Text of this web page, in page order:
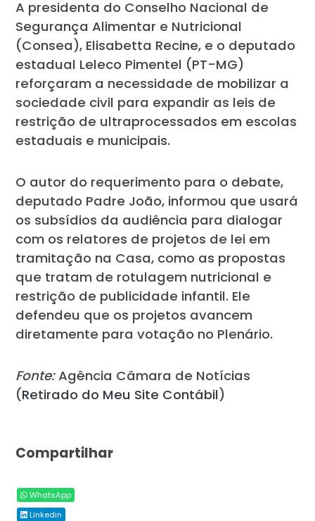
A presidenta do Conselho Nacional de
Segurança Alimentar e Nutricional
(Consea), Elisabetta Recine, e o deputado
estadual Leleco Pimentel (PT-MG)
reforçaram a necessidade de mobilizar a
sociedade civil para expandir as leis de
restrição de ultraprocessados em escolas
estaduais e municipais.
O autor do requerimento para o debate,
deputado Padre João, informou que usará
os subsídios da audiência para dialogar
com os relatores de projetos de lei em
tramitação na Casa, como as propostas
que tratam de rotulagem nutricional e
restrição de publicidade infantil. Ele
defendeu que os projetos avancem
diretamente para votação no Plenário.
Fonte:Agência Câmara de Notícias
(Retirado do Meu Site Contábil)
Compartilhar
WhatsApp
Linkedin